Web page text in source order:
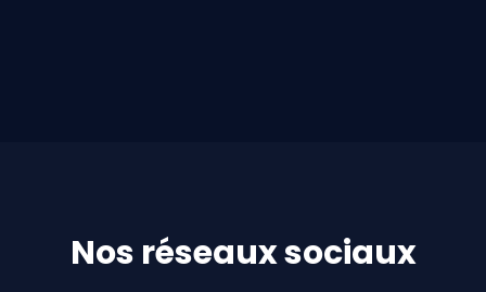
Nos réseaux sociaux